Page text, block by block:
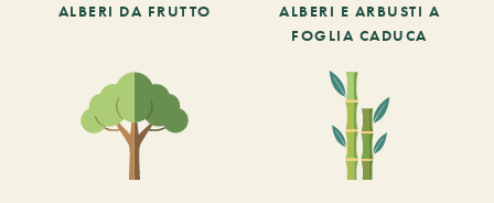
ALBERI DA FRUTTO
ALBERI E ARBUSTI A
FOGLIA CADUCA